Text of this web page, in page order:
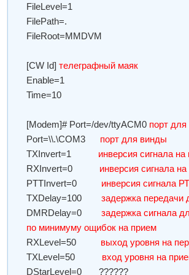
FileLevel=1
FilePath=.
FileRoot=MMDVM
[CW Id]телеграфный маяк
Enable=1
Time=10
[Modem]# Port=/dev/ttyACM0 порт
Port=\\.\COM3 порт для винды
TXInvert=1 инверсия сигнала
RXInvert=0 инверсия сигнала
PTTInvert=0 инверсия сигнала
TXDelay=100задержка передачи
DMRDelay=0задержка сигнала
по минимуму ощибок на прием
RXLevel=50 выход уровня на
TXLevel=50 вход уровня на
DStarLevel=0 ??????